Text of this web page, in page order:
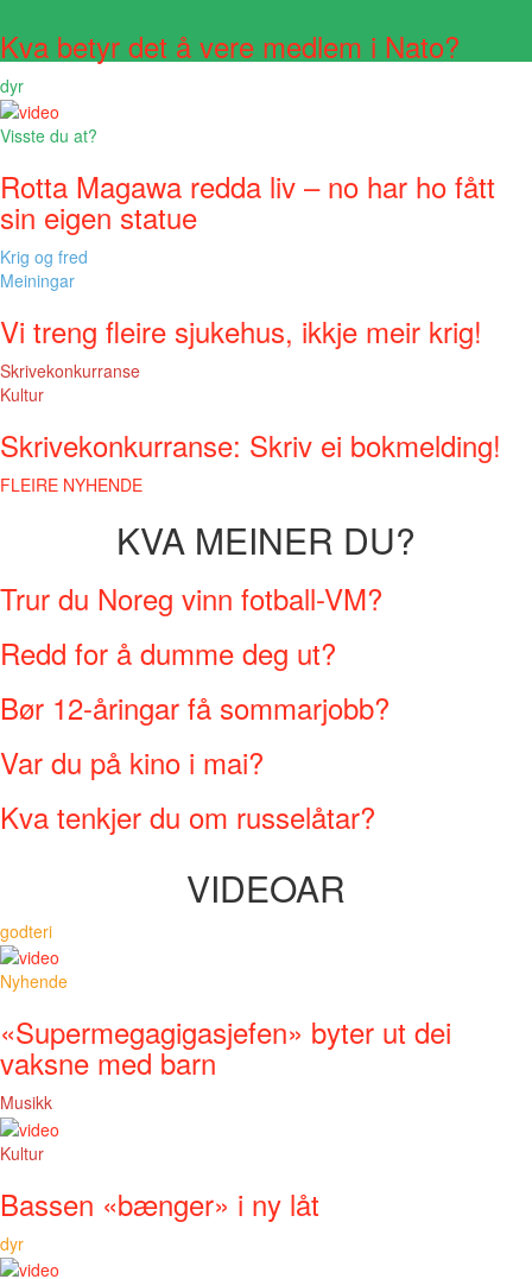
Kva betyr det å vere medlem i Nato?
dyr
Visste du at?
Rotta Magawa redda liv – no har ho fått
sin eigen statue
Krig og fred
Meiningar
Vi treng fleire sjukehus, ikkje meir krig!
Skrivekonkurranse
Kultur
Skrivekonkurranse: Skriv ei bokmelding!
FLEIRE NYHENDE
KVA MEINER DU?
Trur du Noreg vinn fotball-VM?
Redd for å dumme deg ut?
Bør 12-åringar få sommarjobb?
Var du på kino i mai?
Kva tenkjer du om russelåtar?
VIDEOAR
godteri
Nyhende
«Supermegagigasjefen» byter ut dei
vaksne med barn
Musikk
Kultur
Bassen «bænger» i ny låt
dyr